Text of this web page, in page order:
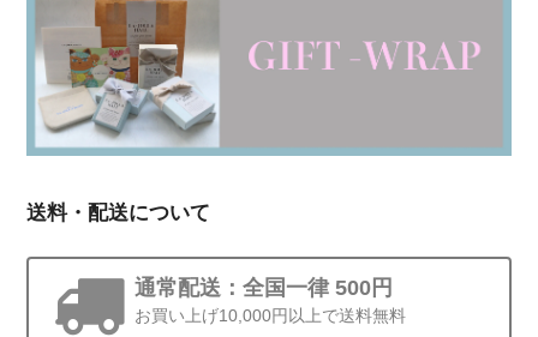
送料・配送について
通常配送：全国一律 500円
お買い上げ10,000円以上で送料無料